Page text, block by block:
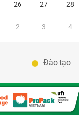
26 27 28
2 3 4
Đào tạo